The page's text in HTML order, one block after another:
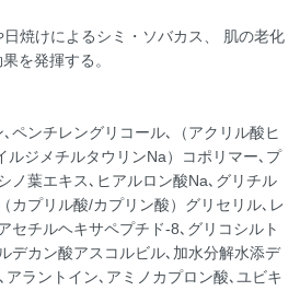
焼けによるシミ・ソバカス、 肌の老化
を発揮する。
ペンチレングリコール､（アクリル酸ヒ
ルジメチルタウリンNa）コポリマー､プ
ノ葉エキス､ヒアルロン酸Na､グリチル
カプリル酸/カプリン酸）グリセリル､レ
セチルヘキサペプチド-8､グリコシルト
デカン酸アスコルビル､加水分解水添デ
アラントイン､アミノカプロン酸､ユビキ